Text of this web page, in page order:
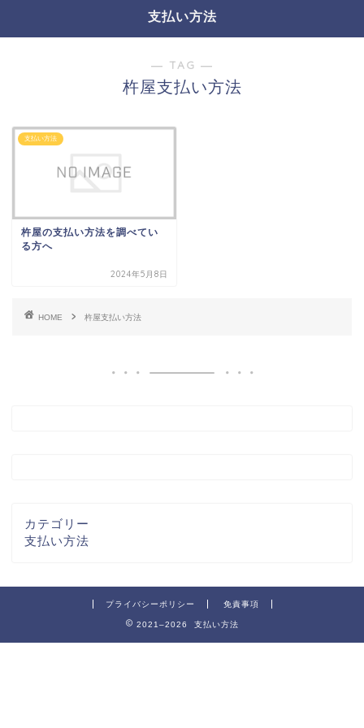
支払い方法
― TAG ―
杵屋支払い方法
支払い方法
杵屋の支払い方法を調べてい
る方へ
2024年5月8日
HOME 杵屋支払い方法
カテゴリー
支払い方法
プライバシーポリシー 免責事項
2021–2026 支払い方法